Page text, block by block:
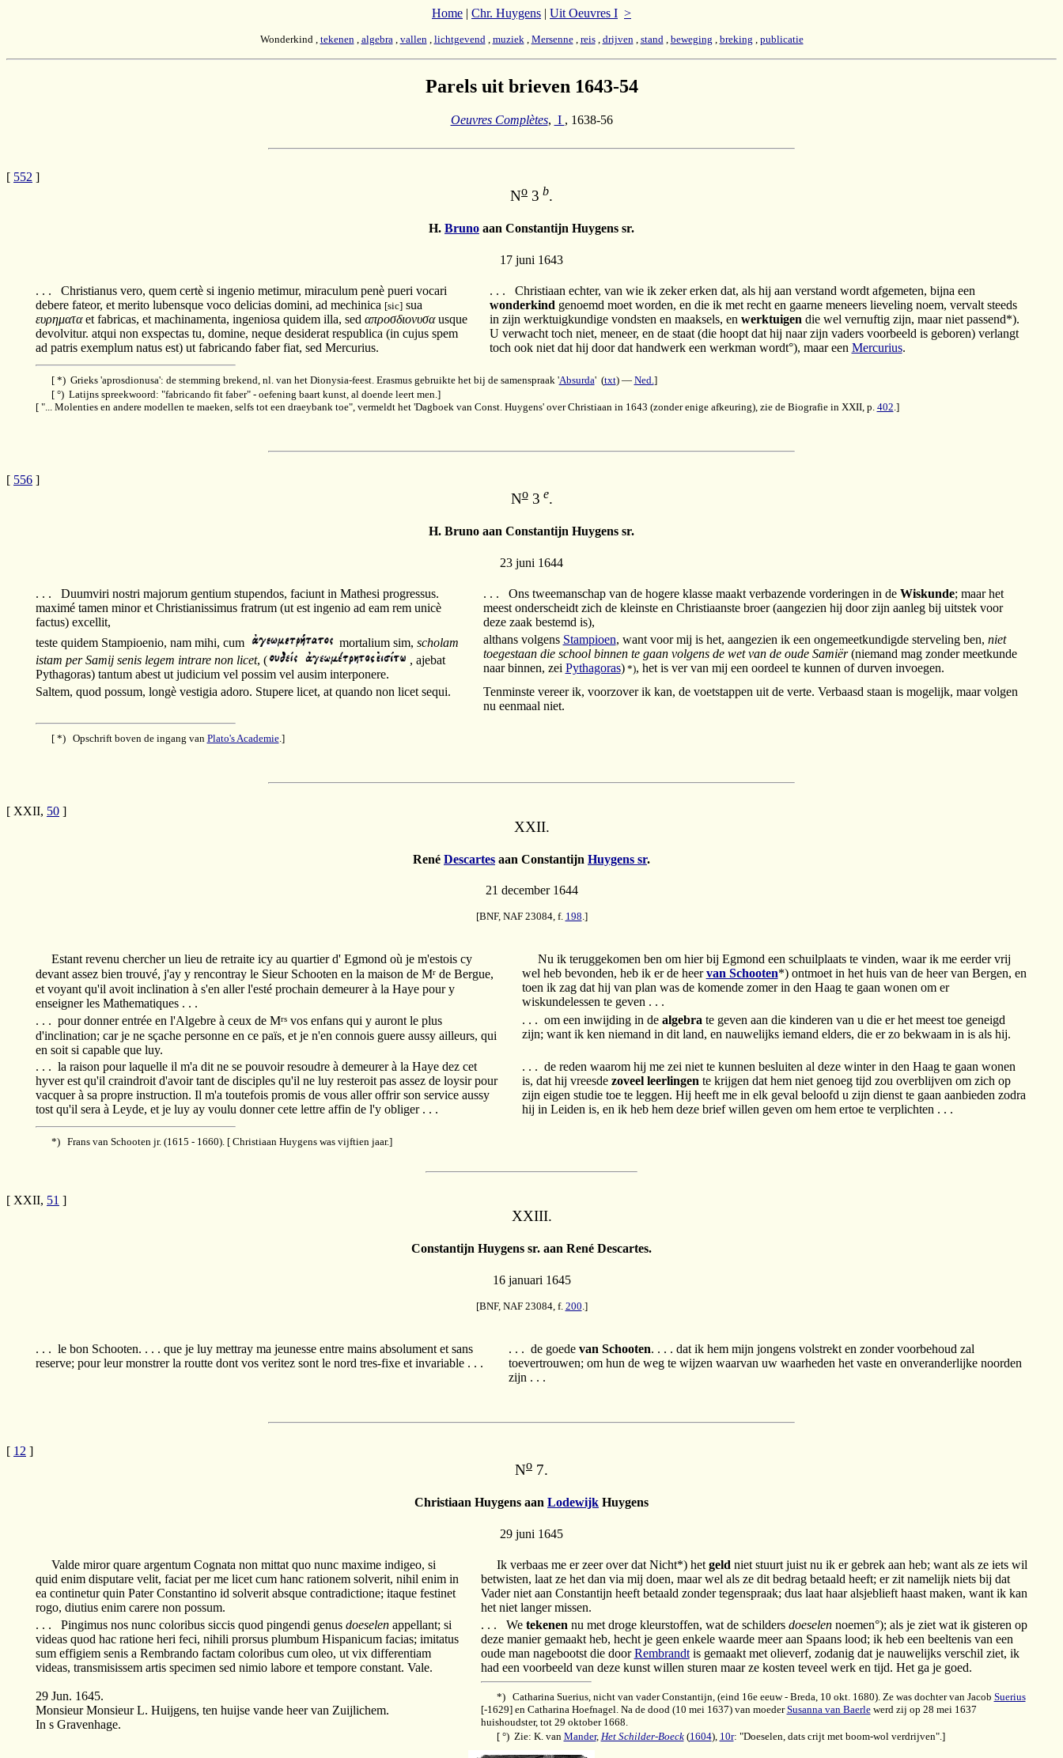
Home | Chr. Huygens | Uit Oeuvres I >
Wonderkind , tekenen, algebra, vallen, lichtgevend, muziek, Mersenne, reis, drijven, stand, beweging , breking , publicatie
Parels uit brieven 1643-54
Oeuvres Complètes, I , 1638-56
[ 552 ]
No 3 b.
H. Bruno aan Constantijn Huygens sr.
17 juni 1643
. . . Christianus vero, quem certè si ingenio metimur, miraculum penè pueri vocari
debere fateor, et merito lubensque voco delicias domini, ad mechinica [sic]sua
ευρηματαet fabricas, et machinamenta, ingeniosa quidem illa, sed απροσδιονυσαusque
devolvitur. atqui non exspectas tu, domine, neque desiderat respublica (in cujus spem
ad patris exemplum natus est) ut fabricando faber fiat, sed Mercurius.
. . . Christiaan echter, van wie ik zeker erken dat, als hij aan verstand wordt afgemeten, bijna een
wonderkind genoemd moet worden, en die ik met recht en gaarne meneers lieveling noem, vervalt steeds
in zijn werktuigkundige vondsten en maaksels, en werktuigen die wel vernuftig zijn, maar niet passend*).
U verwacht toch niet, meneer, en de staat (die hoopt dat hij naar zijn vaders voorbeeld is geboren) verlangt
toch ook niet dat hij door dat handwerk een werkman wordt°), maar een Mercurius.
[ *) Grieks 'aprosdionusa': de stemming brekend, nl. van het Dionysia-feest. Erasmus gebruikte het bij de samenspraak 'Absurda'(txt) — Ned. ]
[ °) Latijns spreekwoord: "fabricando fit faber" - oefening baart kunst, al doende leert men.]
[ "... Molenties en andere modellen te maeken, selfs tot een draeybank toe", vermeldt het 'Dagboek van Const. Huygens' over Christiaan in 1643 (zonder enige afkeuring), zie de Biografie in XXII, p. 402 .]
[ 556 ]
No3 e.
H. Bruno aan Constantijn Huygens sr.
23 juni 1644
. . . Duumviri nostri majorum gentium stupendos, faciunt in Mathesi progressus.
maximé tamen minor et Christianissimus fratrum (ut est ingenio ad eam rem unicè
factus) excellit,
. . . Ons tweemanschap van de hogere klasse maakt verbazende vorderingen in de Wiskunde; maar het
meest onderscheidt zich de kleinste en Christiaanste broer (aangezien hij door zijn aanleg bij uitstek voor
deze zaak bestemd is),
teste quidem Stampioenio, nam mihi, cum
mortalium sim, scholam
istam per Samij senis legem intrare non licet, (
, ajebat
Pythagoras) tantum abest ut judicium vel possim vel ausim interponere.
althans volgens Stampioen, want voor mij is het, aangezien ik een ongemeetkundigde sterveling ben, niet
toegestaan die school binnen te gaan volgens de wet van de oude Samiër(niemand mag zonder meetkunde
naar binnen, zei Pythagoras)*), het is ver van mij een oordeel te kunnen of durven invoegen.
Saltem, quod possum, longè vestigia adoro. Stupere licet, at quando non licet sequi.
Tenminste vereer ik, voorzover ik kan, de voetstappen uit de verte. Verbaasd staan is mogelijk, maar volgen
nu eenmaal niet.
[ *) Opschrift boven de ingang van Plato's Academie.]
[ XXII, 50 ]
XXII.
René Descartes aan Constantijn Huygens sr.
21 december 1644
[BNF, NAF 23084, f. 198.]
Estant revenu chercher un lieu de retraite icy au quartier d' Egmond où je m'estois cy
devant assez bien trouvé, j'ay y rencontray le Sieur Schooten en la maison de Mrde Bergue,
et voyant qu'il avoit inclination à s'en aller l'esté prochain demeurer à la Haye pour y
enseigner les Mathematiques . . .
Nu ik teruggekomen ben om hier bij Egmond een schuilplaats te vinden, waar ik me eerder vrij
wel heb bevonden, heb ik er de heervan Schooten*) ontmoet in het huis van de heer van Bergen, en
toen ik zag dat hij van plan was de komende zomer in den Haag te gaan wonen om er
wiskundelessen te geven . . .
. . . pour donner entrée en l'Algebre à ceux de Mrsvos enfans qui y auront le plus
d'inclination; car je ne sçache personne en ce païs, et je n'en connois guere aussy ailleurs, qui
en soit si capable que luy.
. . . om een inwijding in de algebra te geven aan die kinderen van u die er het meest toe geneigd
zijn; want ik ken niemand in dit land, en nauwelijks iemand elders, die er zo bekwaam in is als hij.
. . . la raison pour laquelle il m'a dit ne se pouvoir resoudre à demeurer à la Haye dez cet
hyver est qu'il craindroit d'avoir tant de disciples qu'il ne luy resteroit pas assez de loysir pour
vacquer à sa propre instruction. Il m'a toutefois promis de vous aller offrir son service aussy
tost qu'il sera à Leyde, et je luy ay voulu donner cete lettre affin de l'y obliger . . .
. . . de reden waarom hij me zei niet te kunnen besluiten al deze winter in den Haag te gaan wonen
is, dat hij vreesde zoveel leerlingen te krijgen dat hem niet genoeg tijd zou overblijven om zich op
zijn eigen studie toe te leggen. Hij heeft me in elk geval beloofd u zijn dienst te gaan aanbieden zodra
hij in Leiden is, en ik heb hem deze brief willen geven om hem ertoe te verplichten . . .
*) Frans van Schooten jr. (1615 - 1660). [ Christiaan Huygens was vijftien jaar.]
[ XXII, 51 ]
XXIII.
Constantijn Huygens sr. aan René Descartes.
16 januari 1645
[BNF, NAF 23084, f. 200 .]
. . . le bon Schooten. . . . que je luy mettray ma jeunesse entre mains absolument et sans
reserve; pour leur monstrer la routte dont vos veritez sont le nord tres-fixe et invariable . . .
. . . de goede van Schooten. . . . dat ik hem mijn jongens volstrekt en zonder voorbehoud zal
toevertrouwen; om hun de weg te wijzen waarvan uw waarheden het vaste en onveranderlijke noorden
zijn . . .
[ 12 ]
No 7.
Christiaan Huygens aan Lodewijk Huygens
29 juni 1645
Valde miror quare argentum Cognata non mittat quo nunc maxime indigeo, si
quid enim disputare velit, faciat per me licet cum hanc rationem solverit, nihil enim in
ea continetur quin Pater Constantino id solverit absque contradictione; itaque festinet
rogo, diutius enim carere non possum.
Ik verbaas me er zeer over dat Nicht*) het geld niet stuurt juist nu ik er gebrek aan heb; want als ze iets wil
betwisten, laat ze het dan via mij doen, maar wel als ze dit bedrag betaald heeft; er zit namelijk niets bij dat
Vader niet aan Constantijn heeft betaald zonder tegenspraak; dus laat haar alsjeblieft haast maken, want ik kan
het niet langer missen.
. . . Pingimus nos nunc coloribus siccis quod pingendi genus doeselenappellant; si
videas quod hac ratione heri feci, nihili prorsus plumbum Hispanicum facias; imitatus
sum effigiem senis a Rembrando factam coloribus cum oleo, ut vix differentiam
videas, transmisissem artis specimen sed nimio labore et tempore constant. Vale.
29 Jun. 1645.
Monsieur Monsieur L. Huijgens, ten huijse vande heer van Zuijlichem.
In s Gravenhage.
. . . We tekenen nu met droge kleurstoffen, wat de schilders doeselennoemen°); als je ziet wat ik gisteren op
deze manier gemaakt heb, hecht je geen enkele waarde meer aan Spaans lood; ik heb een beeltenis van een
oude man nagebootst die doorRembrandtis gemaakt met olieverf, zodanig dat je nauwelijks verschil ziet, ik
had een voorbeeld van deze kunst willen sturen maar ze kosten teveel werk en tijd. Het ga je goed.
*) Catharina Suerius, nicht van vader Constantijn, (eind 16e eeuw - Breda, 10 okt. 1680). Ze was dochter van Jacob Suerius
[-1629] en Catharina Hoefnagel. Na de dood (10 mei 1637) van moederSusanna van Baerlewerd zij op 28 mei 1637
huishoudster, tot 29 oktober 1668.
[ °) Zie: K. van Mander, Het Schilder-Boeck(1604), 10r: "Doeselen, dats crijt met boom-wol verdrijven".]